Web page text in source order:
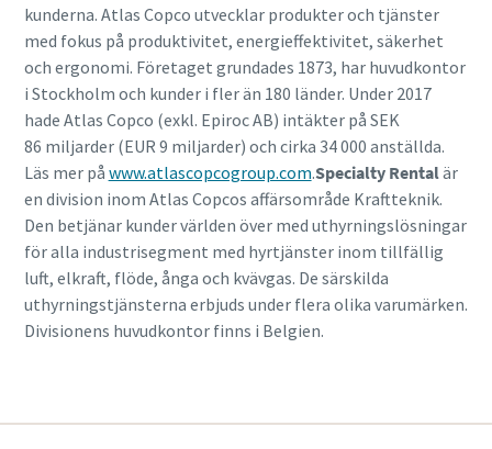
kunderna. Atlas Copco utvecklar produkter och tjänster
med fokus på produktivitet, energieffektivitet, säkerhet
och ergonomi. Företaget grundades 1873, har huvudkontor
i Stockholm och kunder i fler än 180 länder. Under 2017
hade Atlas Copco (exkl. Epiroc AB) intäkter på SEK
86 miljarder (EUR 9 miljarder) och cirka 34 000 anställda.
Läs mer på www.atlascopcogroup.com.Specialty Rentalär
en division inom Atlas Copcos affärsområde Kraftteknik.
Den betjänar kunder världen över med uthyrningslösningar
för alla industrisegment med hyrtjänster inom tillfällig
luft, elkraft, flöde, ånga och kvävgas. De särskilda
uthyrningstjänsterna erbjuds under flera olika varumärken.
Divisionens huvudkontor finns i Belgien.